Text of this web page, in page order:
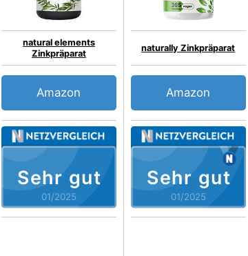
Sehr gut
01/2025
natural elements
Zinkpräparat
Amazon
Sehr gut
01/2025
naturally Zinkpräparat
Amazon